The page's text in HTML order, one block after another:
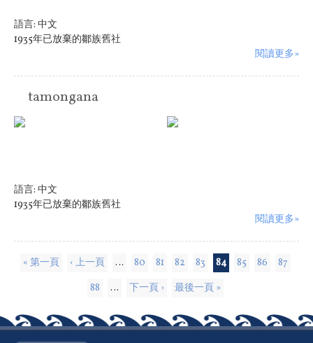
語言: 中文
1935年已放棄的鄒族舊社
閱讀更多»
tamongana
語言: 中文
1935年已放棄的鄒族舊社
閱讀更多»
頁面
« 第一頁 ‹ 上一頁 … 80 81 82 83 84 85 86
87
88
… 下一頁 › 最後一頁 »